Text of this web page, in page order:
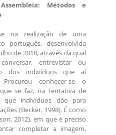
Métodos e
na realização de uma
português, desenvolvida
de 2018, através da qual
entrevistar ou
dos indivíduos que aí
Procurou conhecer-se o
se faz, na tentativa de
que indivíduos dão para
(Becker, 1998). É como
2012), em que é preciso
completar a imagem,